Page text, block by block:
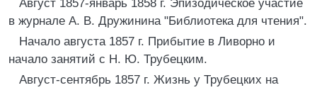
Август 1857-январь 1858 г. Эпизодическое участие
в журнале А. В. Дружинина "Библиотека для чтения".
Начало августа 1857 г. Прибытие в Ливорно и
начало занятий с Н. Ю. Трубецким.
Август-сентябрь 1857 г. Жизнь у Трубецких на